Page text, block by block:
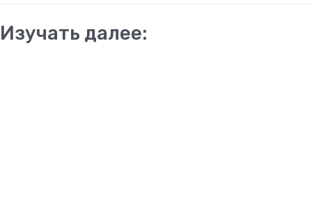
Изучать далее: